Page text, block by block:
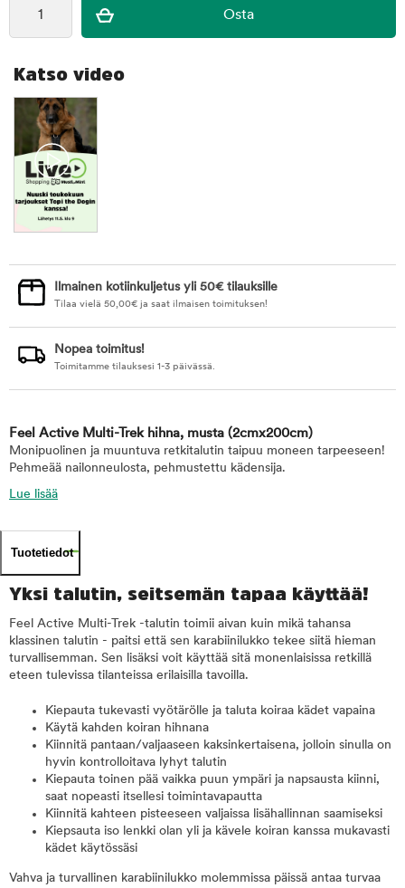
Katso video
Ilmainen kotiinkuljetus yli 50€ tilauksille
Tilaa vielä 50,00€ ja saat ilmaisen toimituksen!
Nopea toimitus!
Toimitamme tilauksesi 1-3 päivässä.
Feel Active Multi-Trek hihna, musta (2cmx200cm)
Monipuolinen ja muuntuva retkitalutin taipuu moneen tarpeeseen!
Pehmeää nailonneulosta, pehmustettu kädensija.
Lue lisää
Tuotetiedot
Yksi talutin, seitsemän tapaa käyttää!
Feel Active Multi-Trek -talutin toimii aivan kuin mikä tahansa
klassinen talutin - paitsi että sen karabiinilukko tekee siitä hieman
turvallisemman. Sen lisäksi voit käyttää sitä monenlaisissa retkillä
eteen tulevissa tilanteissa erilaisilla tavoilla.
Kiepauta tukevasti vyötärölle ja taluta koiraa kädet vapaina
Käytä kahden koiran hihnana
Kiinnitä pantaan/valjaaseen kaksinkertaisena, jolloin sinulla on
hyvin kontrolloitava lyhyt talutin
Kiepauta toinen pää vaikka puun ympäri ja napsausta kiinni,
saat nopeasti itsellesi toimintavapautta
Kiinnitä kahteen pisteeseen valjaissa lisähallinnan saamiseksi
Kiepsauta iso lenkki olan yli ja kävele koiran kanssa mukavasti
kädet käytössäsi
Vahva ja turvallinen karabiinilukko molemmissa päissä antaa turvaa